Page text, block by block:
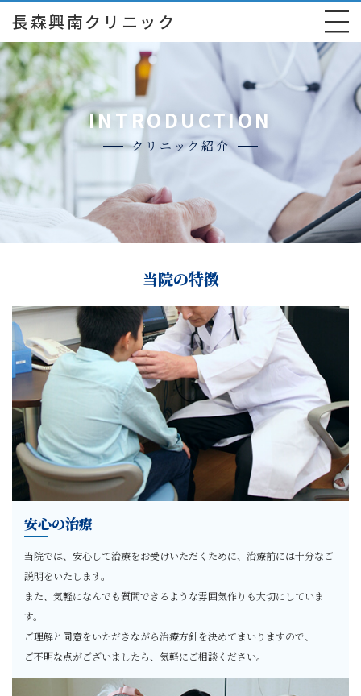
長森興南クリニック
INTRODUCTION
クリニック紹介
当院の特徴
安心の治療
当院では、安心して治療をお受けいただくために、治療前には十分なご
説明をいたします。
また、気軽になんでも質問できるような雰囲気作りも大切にしていま
す。
ご理解と同意をいただきながら治療方針を決めてまいりますので、
ご不明な点がございましたら、気軽にご相談ください。